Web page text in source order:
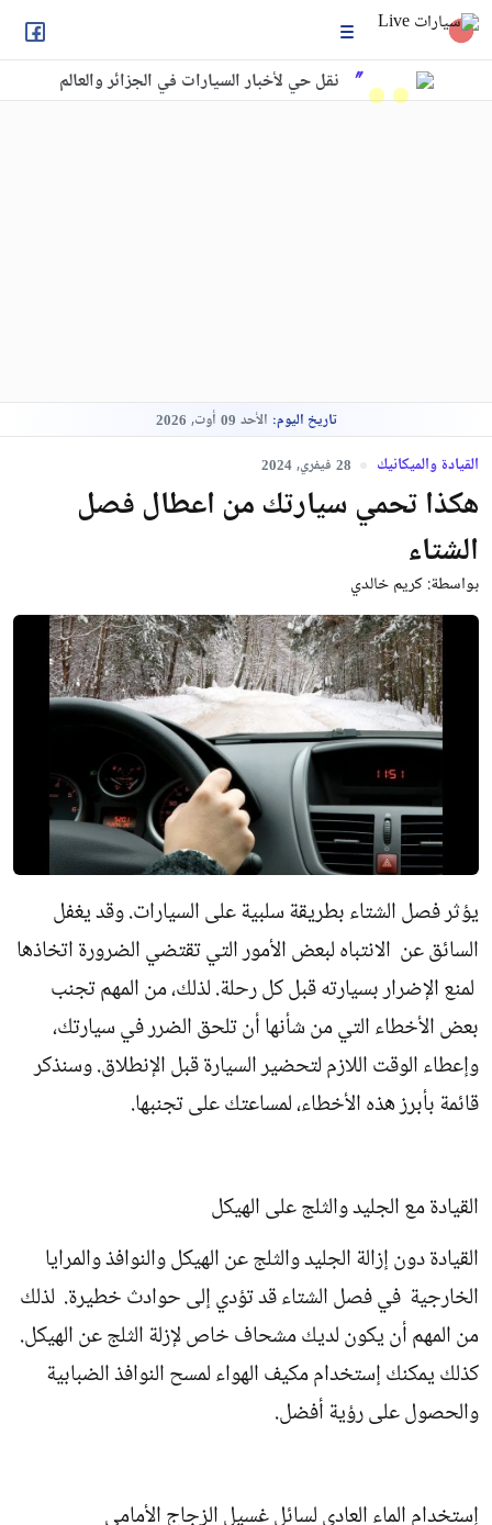
نقل حي لأخبار السيارات في الجزائر والعالم
تاريخ اليوم: الأحد 09 أوت, 2026
القيادة والميكانيك 28 فيفري, 2024
هكذا تحمي سيارتك من اعطال فصل
الشتاء
بواسطة:كريم خالدي
يؤثر فصل الشتاء بطريقة سلبية على السيارات. وقد يغفل
السائق عن الانتباه لبعض الأمور التي تقتضي الضرورة اتخاذها
لمنع الإضرار بسيارته قبل كل رحلة. لذلك، من المهم تجنب
بعض الأخطاء التي من شأنها أن تلحق الضرر في سيارتك،
وإعطاء الوقت اللازم لتحضير السيارة قبل الإنطلاق. وسنذكر
قائمة بأبرز هذه الأخطاء، لمساعتك على تجنبها.
القيادة مع الجليد والثلج على الهيكل
القيادة دون إزالة الجليد والثلج عن الهيكل والنوافذ والمرايا
الخارجية في فصل الشتاء قد تؤدي إلى حوادث خطيرة. لذلك
من المهم أن يكون لديك مشحاف خاص لإزلة الثلج عن الهيكل.
كذلك يمكنك إستخدام مكيف الهواء لمسح النوافذ الضبابية
والحصول على رؤية أفضل.